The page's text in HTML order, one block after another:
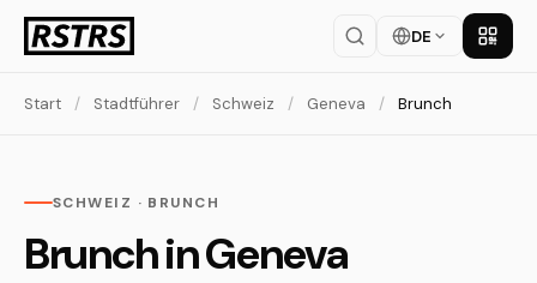
DE App
Start / Stadtführer / Schweiz / Geneva / Brunch
SCHWEIZ · BRUNCH
Brunch in Geneva